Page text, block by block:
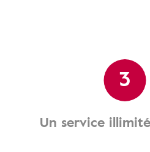
3
Un service